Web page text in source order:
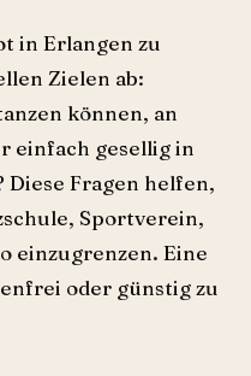
in Erlangen zu
Zielen ab:
können, an
einfach gesellig in
Diese Fragen helfen,
Sportverein,
einzugrenzen. Eine
oder günstig zu